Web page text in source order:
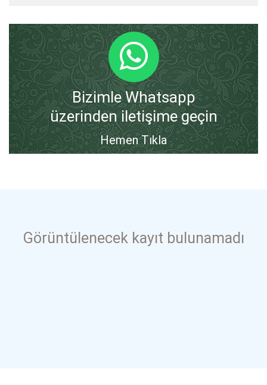
Bizimle Whatsapp
üzerinden iletişime geçin
Hemen Tıkla
Görüntülenecek kayıt bulunamadı